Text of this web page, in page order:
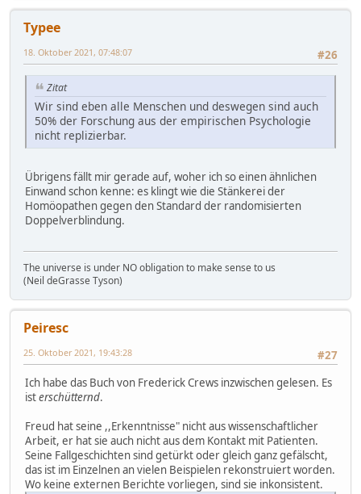
Typee
#26
18. Oktober 2021, 07:48:07
Zitat
Wir sind eben alle Menschen und deswegen sind auch
50% der Forschung aus der empirischen Psychologie
nicht replizierbar.
Übrigens fällt mir gerade auf, woher ich so einen ähnlichen
Einwand schon kenne: es klingt wie die Stänkerei der
Homöopathen gegen den Standard der randomisierten
Doppelverblindung.
The universe is under NO obligation to make sense to us
(Neil deGrasse Tyson)
Peiresc
#27
25. Oktober 2021, 19:43:28
Ich habe das Buch von Frederick Crews inzwischen gelesen. Es
isterschütternd.
Freud hat seine ,,Erkenntnisse" nicht aus wissenschaftlicher
Arbeit, er hat sie auch nicht aus dem Kontakt mit Patienten.
Seine Fallgeschichten sind getürkt oder gleich ganz gefälscht,
das ist im Einzelnen an vielen Beispielen rekonstruiert worden.
Wo keine externen Berichte vorliegen, sind sie inkonsistent.